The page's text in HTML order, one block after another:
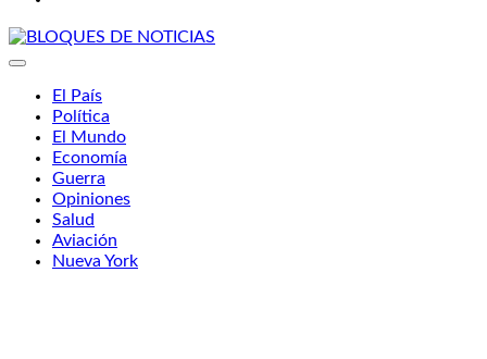
El País
Política
El Mundo
Economía
Guerra
Opiniones
Salud
Aviación
Nueva York